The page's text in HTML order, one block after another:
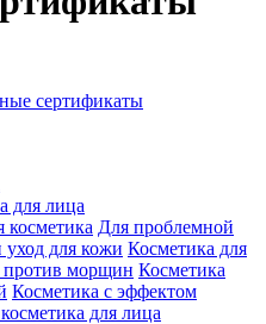
сертификаты
для лица
косметика Для проблемной
уход для кожи Косметика для
против морщин Косметика
Косметика с эффектом
для лица